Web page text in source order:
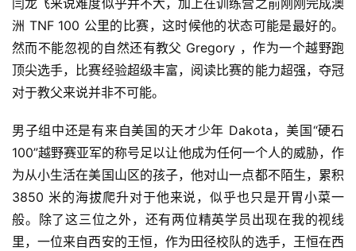
闫龙飞来说难度似乎并不大，加上在训练营之前刚刚完成澳
洲 TNF 100 公里的比赛，这时候他的状态可能是最好的。
然而不能忽视的自然还有教父 Gregory ，作为一个越野跑
顶尖选手，比赛经验超级丰富，阅读比赛的能力超强，夺冠
对于教父来说并非不可能。
男子组中还是有来自美国的天才少年 Dakota，美国“硬石
100”越野赛亚军的称号足以让他成为任何一个人的威胁，作
为从小生活在美国山区的孩子，他对山一点都不陌生，累积
3850 米的海拔爬升对于他来说，似乎也只是开胃小菜一
般。除了这三位之外，还有两位精英学员出现在我的视线
里，一位来自西安的王恒，作为田径校队的选手，王恒在西